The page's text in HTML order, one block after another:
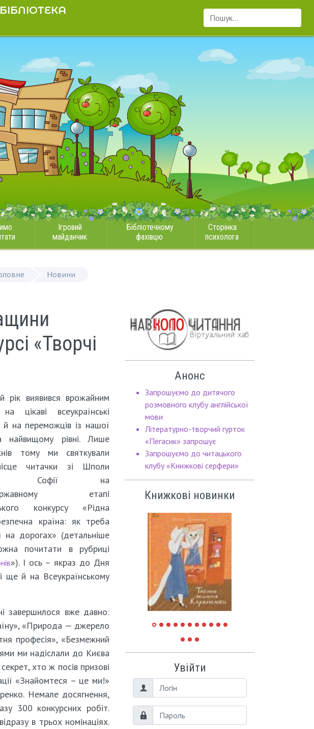
Пошук...
Ігровий
майданчик
Бібліотечному
фахівцю
Сторінка
психолога
Новини
«Творчі
рік виявився врожайним
цікаві всеукраїнські
й на переможців із нашої
найвищому рівні. Лише
тому ми святкували
читачки зі Шполи
Софії на
етапі
конкурсу «Рідна
країна: як треба
на дорогах» (детальніше
почитати в рубриці
»). І ось – якраз до Дня
ще й на Всеукраїнському
завершилося вже давно:
«Природа — джерело
професія», «Безмежний
ми надіслали до Києва
хто ж посів призові
«Знайомтеся – це ми!»
Немале досягнення,
300 конкурсних робіт.
в трьох номінаціях.
Анонс
Запрошуємо до дитячого
розмовного клубу англійської
мови
Літературно-творчий гурток
«Пегасик» запрошує
Запрошуємо до читацького
клубу «Книжкові серфери»
Книжкові новинки
Увійти
Логін
Пароль